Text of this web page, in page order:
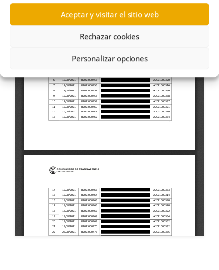
Aceptar y visitar el sitio web
Rechazar cookies
Personalizar opciones